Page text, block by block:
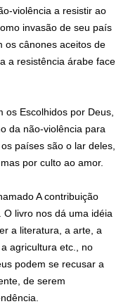
violência a resistir ao
invasão de seu país
os cânones aceitos de
a resistência árabe face
os Escolhidos por Deus,
da não-violência para
países são o lar deles,
por culto ao amor.
A contribuição
O livro nos dá uma idéia
a literatura, a arte, a
agricultura etc., no
podem se recusar a
de serem